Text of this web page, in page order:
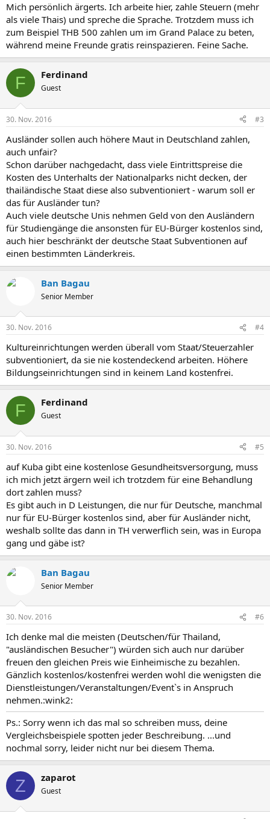
Mich persönlich ärgerts. Ich arbeite hier, zahle Steuern (mehr
als viele Thais) und spreche die Sprache. Trotzdem muss ich
zum Beispiel THB 500 zahlen um im Grand Palace zu beten,
während meine Freunde gratis reinspazieren. Feine Sache.
F Ferdinand
Guest
30. Nov. 2016 #3
Ausländer sollen auch höhere Maut in Deutschland zahlen,
auch unfair?
Schon darüber nachgedacht, dass viele Eintrittspreise die
Kosten des Unterhalts der Nationalparks nicht decken, der
thailändische Staat diese also subventioniert - warum soll er
das für Ausländer tun?
Auch viele deutsche Unis nehmen Geld von den Ausländern
für Studiengänge die ansonsten für EU-Bürger kostenlos sind,
auch hier beschränkt der deutsche Staat Subventionen auf
einen bestimmten Länderkreis.
Ban Bagau
Senior Member
30. Nov. 2016 #4
Kultureinrichtungen werden überall vom Staat/Steuerzahler
subventioniert, da sie nie kostendeckend arbeiten. Höhere
Bildungseinrichtungen sind in keinem Land kostenfrei.
F Ferdinand
Guest
30. Nov. 2016 #5
auf Kuba gibt eine kostenlose Gesundheitsversorgung, muss
ich mich jetzt ärgern weil ich trotzdem für eine Behandlung
dort zahlen muss?
Es gibt auch in D Leistungen, die nur für Deutsche, manchmal
nur für EU-Bürger kostenlos sind, aber für Ausländer nicht,
weshalb sollte das dann in TH verwerflich sein, was in Europa
gang und gäbe ist?
Ban Bagau
Senior Member
30. Nov. 2016 #6
Ich denke mal die meisten (Deutschen/für Thailand,
"ausländischen Besucher") würden sich auch nur darüber
freuen den gleichen Preis wie Einheimische zu bezahlen.
Gänzlich kostenlos/kostenfrei werden wohl die wenigsten die
Dienstleistungen/Veranstaltungen/Event`s in Anspruch
nehmen.:wink2:
Ps.: Sorry wenn ich das mal so schreiben muss, deine
Vergleichsbeispiele spotten jeder Beschreibung. ...und
nochmal sorry, leider nicht nur bei diesem Thema.
Z zaparot
Guest